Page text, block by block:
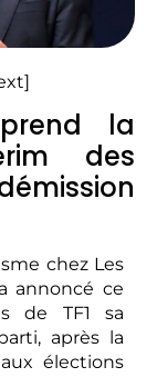
la
des
chez Les
annoncé ce
de TF1 sa
après la
élections